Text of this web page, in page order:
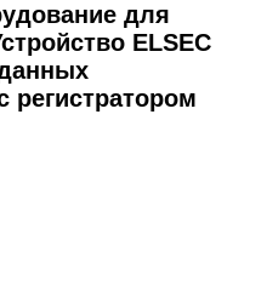
для
ELSEC